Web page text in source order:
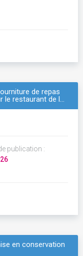
de repas
le restaurant de l…
publication :
en conservation